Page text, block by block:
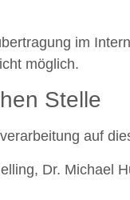
im
möglich.
Stelle
auf
Dr. Michael